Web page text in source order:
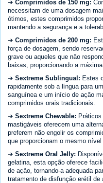
➔ Comprimidos de 150 mg:
necessitam de uma dosagem
ótimos, estes comprimidos
mantendo a segurança e a
➔ Comprimidos de 200 mg:
força de dosagem, sendo
grave ou aqueles que não
baixas, proporcionando a
➔ Sextreme Sublingual: Estes
rapidamente sob a língua para
sanguínea e um início de ação
comprimidos orais tradicionais.
➔ Sextreme Chewable:
mastigáveis oferecem uma
preferem não engolir os
que proporcionam o mesmo
➔ Sextreme Oral Jelly:
gelatina, esta opção oferece
de ação, tornando-a adequada
tratamento de disfunção erétil de